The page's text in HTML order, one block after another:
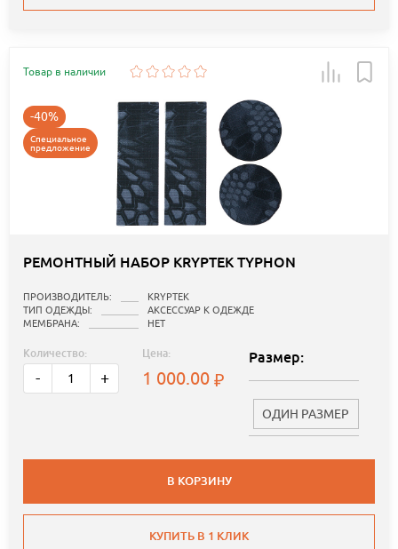
Товар в наличии
-40%
Специальное
предложение
РЕМОНТНЫЙ НАБОР KRYPTEK TYPHON
ПРОИЗВОДИТЕЛЬ:
KRYPTEK
ТИП ОДЕЖДЫ:
АКСЕССУАР К ОДЕЖДЕ
МЕМБРАНА:
НЕТ
Количество:
- +
Цена:
1 000.00
Размер:
ОДИН РАЗМЕР
В КОРЗИНУ
КУПИТЬ В 1 КЛИК